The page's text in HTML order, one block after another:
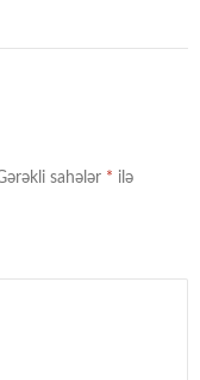
sahələr * ilə